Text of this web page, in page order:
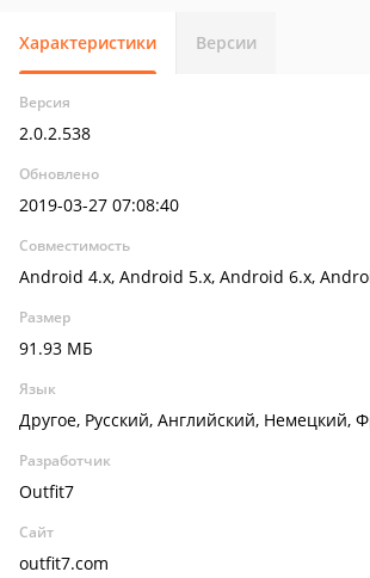
Характеристики Версии
Версия
2.0.2.538
Обновлено
2019-03-27 07:08:40
Совместимость
Android 4.x, Android 5.x, Android 6.x,
Размер
91.93 МБ
Язык
Другое, Русский, Английский, Немецкий,
Разработчик
Outfit7
Сайт
outfit7.com